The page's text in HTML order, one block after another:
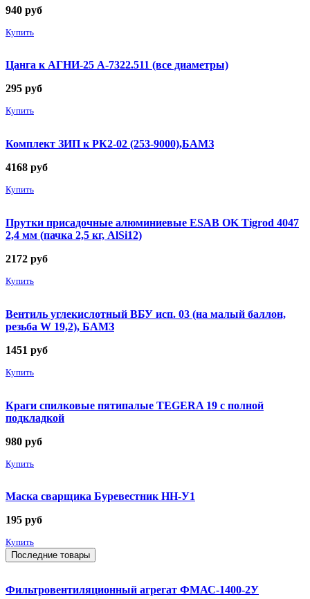
940 руб
Купить
Цанга к АГНИ-25 А-7322.511 (все диаметры)
295 руб
Купить
Комплект ЗИП к РК2-02 (253-9000),БАМЗ
4168 руб
Купить
Прутки присадочные алюминиевые ESAB OK Tigrod 4047
2,4 мм (пачка 2,5 кг, AlSi12)
2172 руб
Купить
Вентиль углекислотный ВБУ исп. 03 (на малый баллон,
резьба W 19,2), БАМЗ
1451 руб
Купить
Краги спилковые пятипалые TEGERA 19 с полной
подкладкой
980 руб
Купить
Маска сварщика Буревестник НН-У1
195 руб
Купить
Последние товары
Фильтровентиляционный агрегат ФМАС-1400-2У